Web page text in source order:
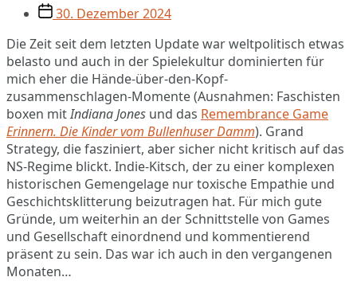
Veröffentlichungsdatum
30. Dezember 2024
Die Zeit seit dem letzten Update war weltpolitisch etwas
belasto und auch in der Spielekultur dominierten für
mich eher die Hände-über-den-Kopf-
zusammenschlagen-Momente (Ausnahmen: Faschisten
boxen mitIndiana Jones und das Remembrance Game
Erinnern. Die Kinder vom Bullenhuser Damm). Grand
Strategy, die fasziniert, aber sicher nicht kritisch auf das
NS-Regime blickt. Indie-Kitsch, der zu einer komplexen
historischen Gemengelage nur toxische Empathie und
Geschichtsklitterung beizutragen hat. Für mich gute
Gründe, um weiterhin an der Schnittstelle von Games
und Gesellschaft einordnend und kommentierend
präsent zu sein. Das war ich auch in den vergangenen
Monaten…